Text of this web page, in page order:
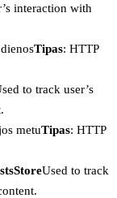
interaction with
Tipas: HTTP
to track user’s
metuTipas: HTTP
Used to track